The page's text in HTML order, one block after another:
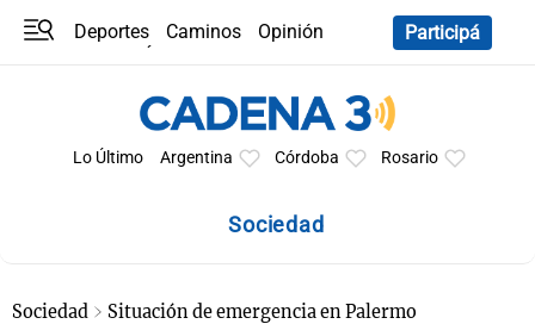
Deportes Caminos
Opinión
Participá
Lo Último Argentina Córdoba Rosario
Sociedad
Sociedad Situación de emergencia en Palermo